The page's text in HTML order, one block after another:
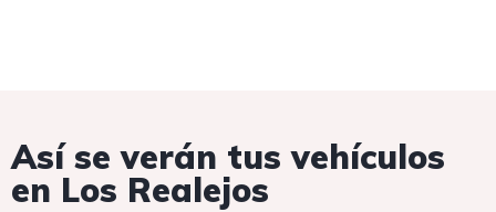
Así se verán tus vehículos
en Los Realejos